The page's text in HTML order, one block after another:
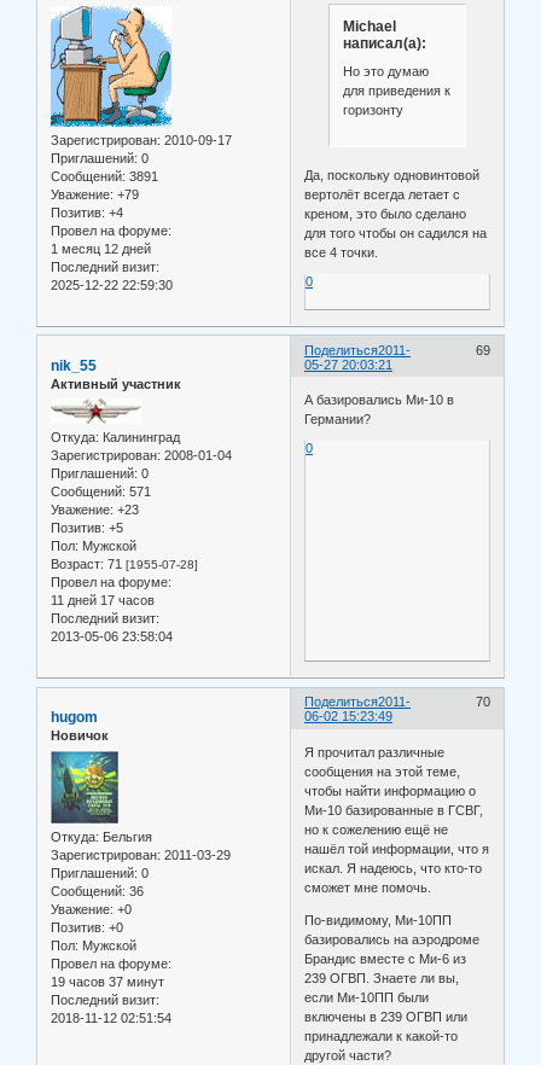
Зарегистрирован: 2010-09-17
Приглашений: 0
Сообщений: 3891
Уважение: +79
Позитив: +4
Провел на форуме:
1 месяц 12 дней
Последний визит:
2025-12-22 22:59:30
Michael
написал(а):
Но это думаю
для приведения к
горизонту
Да, поскольку одновинтовой
вертолёт всегда летает с
креном, это было сделано
для того чтобы он садился на
все 4 точки.
0
Поделиться 69
2011-
05-27 20:03:21
nik_55
Активный участник
Откуда: Калининград
Зарегистрирован: 2008-01-04
Приглашений: 0
Сообщений: 571
Уважение: +23
Позитив: +5
Пол: Мужской
Возраст: 71 [1955-07-28]
Провел на форуме:
11 дней 17 часов
Последний визит:
2013-05-06 23:58:04
А базировались Ми-10 в
Германии?
0
Поделиться 70
2011-
06-02 15:23:49
hugom
Новичок
Откуда: Бельгия
Зарегистрирован: 2011-03-29
Приглашений: 0
Сообщений: 36
Уважение: +0
Позитив: +0
Пол: Мужской
Провел на форуме:
19 часов 37 минут
Последний визит:
2018-11-12 02:51:54
Я прочитал различные
сообщения на этой теме,
чтобы найти информацию о
Ми-10 базированные в ГСВГ,
но к сожелению ещё не
нашёл той информации, что я
искал. Я надеюсь, что кто-то
сможет мне помочь.
По-видимому, Ми-10ПП
базировались на аэродроме
Брандис вместе с Ми-6 из
239 ОГВП. Знаете ли вы,
если Ми-10ПП были
включены в 239 ОГВП или
принадлежали к какой-то
другой части?